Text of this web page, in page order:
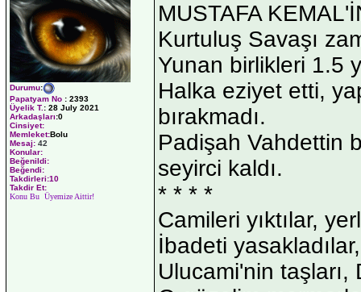
Durumu:
Papatyam No : 2393
Üyelik T. : 28 July 2021
Arkadaşları:0
Cinsiyet:
Memleket:Bolu
Mesaj: 42
Konular:
Beğenildi:
Beğendi:
Takdirleri:10
Takdir Et:
Konu Bu Üyemize Aittir!
MUSTAFA
Kurtuluş Savaşı
Yunan birlikleri 1.5
Halka eziyet etti,
bırakmadı.
Padişah Vahdettin
seyirci kaldı.
* * * *
Camileri yıktılar,
İbadeti
Ulucami'nin taşları,